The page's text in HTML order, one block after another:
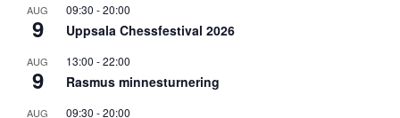
AUG
9
09:30 -20:00
Uppsala Chessfestival 2026
AUG
9
13:00 -22:00
Rasmus minnesturnering
AUG 09:30 -20:00